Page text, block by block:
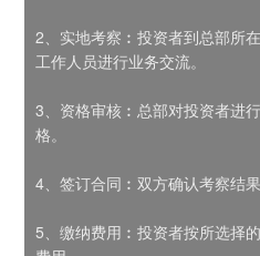
2、实地考察︰投资者到总部所
工作人员进行业务交流。
3、资格审核︰总部对投资者进
格。
4、签订合同︰双方确认考察结
5、缴纳费用︰投资者按所选择